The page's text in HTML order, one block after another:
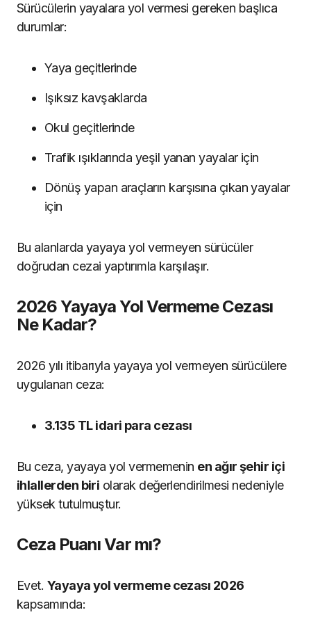
Sürücülerin yayalara yol vermesi gereken başlıca
durumlar:
Yaya geçitlerinde
Işıksız kavşaklarda
Okul geçitlerinde
Trafik ışıklarında yeşil yanan yayalar için
Dönüş yapan araçların karşısına çıkan yayalar
için
Bu alanlarda yayaya yol vermeyen sürücüler
doğrudan cezai yaptırımla karşılaşır.
2026 Yayaya Yol Vermeme Cezası
Ne Kadar?
2026 yılı itibarıyla yayaya yol vermeyen sürücülere
uygulanan ceza:
3.135 TL idari para cezası
Bu ceza, yayaya yol vermemenin en ağır şehir içi
ihlallerden biri olarak değerlendirilmesi nedeniyle
yüksek tutulmuştur.
Ceza Puanı Var mı?
Evet. Yayaya yol vermeme cezası 2026
kapsamında: